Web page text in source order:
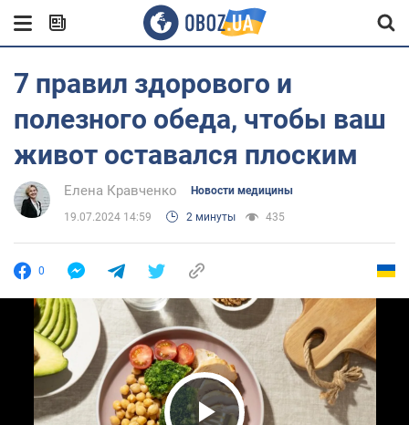
7 правил здорового и
полезного обеда, чтобы ваш
живот оставался плоским
Елена Кравченко Новости медицины
19.07.2024 14:59 2 минуты 435
0